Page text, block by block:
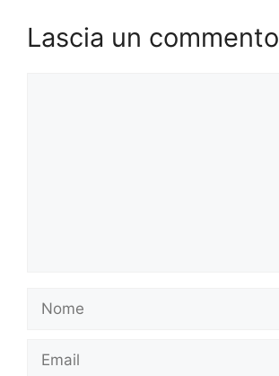
Lascia un commento
Nome
Email